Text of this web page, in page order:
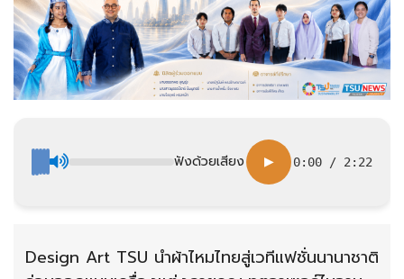
ฟังด้วยเสียง ▶ 0:00 / 2:22
Design Art TSU นำผ้าไหมไทยสู่เวทีแฟชั่นนานาชาติ